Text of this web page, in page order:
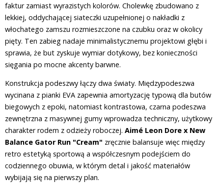
faktur zamiast wyrazistych kolorów. Cholewkę zbudowano z
lekkiej, oddychającej siateczki uzupełnionej o nakładki z
włochatego zamszu rozmieszczone na czubku oraz w okolicy
pięty. Ten zabieg nadaje minimalistycznemu projektowi głębi i
sprawia, że but zyskuje wymiar dotykowy, bez konieczności
sięgania po mocne akcenty barwne.
Konstrukcja podeszwy łączy dwa światy. Międzypodeszwa
wycinana z pianki EVA zapewnia amortyzację typową dla butów
biegowych z epoki, natomiast kontrastowa, czarna podeszwa
zewnętrzna z masywnej gumy wprowadza techniczny, użytkowy
charakter rodem z odzieży roboczej. Aimé Leon Dore x New
Balance Gator Run "Cream" zręcznie balansuje więc między
retro estetyką sportową a współczesnym podejściem do
codziennego obuwia, w którym detal i jakość materiałów
wybijają się na pierwszy plan.